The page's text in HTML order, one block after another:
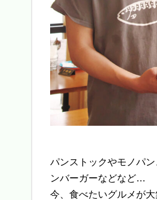
パンストックやモノパ
ンバーガーなどなど…
今、食べたいグルメが大